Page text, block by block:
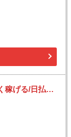
【深夜】23時～翌8時/週2日～/効率良く稼げる/日払いOK/副業可/フリーター活躍中/未経験歓迎